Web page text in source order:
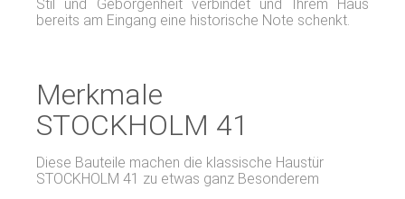
Stil und Geborgenheit verbindet und Ihrem Haus
bereits am Eingang eine historische Note schenkt.
Merkmale
STOCKHOLM 41
Diese Bauteile machen die klassische Haustür
STOCKHOLM 41 zu etwas ganz Besonderem